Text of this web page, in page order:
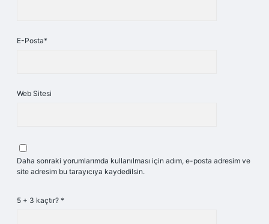
E-Posta*
Web Sitesi
Daha sonraki yorumlarımda kullanılması için adım, e-posta adresim ve
site adresim bu tarayıcıya kaydedilsin.
5 + 3 kaçtır? *